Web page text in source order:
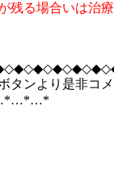
残る場合いは治
タンより是非コ